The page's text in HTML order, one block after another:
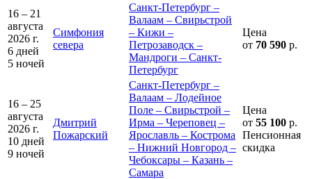
16 – 21
августа
2026 г.
6 дней
5 ночей
Симфония
севера
Санкт-Петербург –
Валаам – Свирьстрой
– Кижи –
Петрозаводск –
Мандроги – Санкт-
Петербург
Цена
от 70 590 р.
16 – 25
августа
2026 г.
10 дней
9 ночей
Дмитрий
Пожарский
Санкт-Петербург –
Валаам – Лодейное
Поле – Свирьстрой –
Ирма – Череповец –
Ярославль – Кострома
– Нижний Новгород –
Чебоксары – Казань –
Самара
Цена
от 55 100 р.
Пенсионная
скидка